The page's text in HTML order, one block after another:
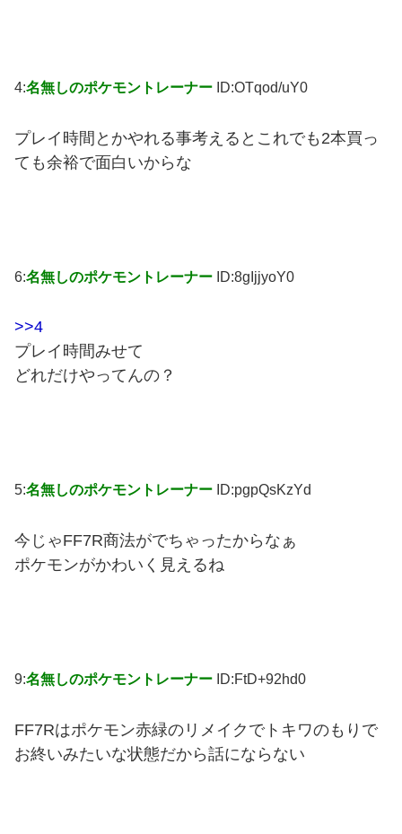
4:名無しのポケモントレーナー ID:OTqod/uY0
プレイ時間とかやれる事考えるとこれでも2本買っ
ても余裕で面白いからな
6:名無しのポケモントレーナー ID:8gIjjyoY0
>>4
プレイ時間みせて
どれだけやってんの？
5:名無しのポケモントレーナー ID:pgpQsKzYd
今じゃFF7R商法がでちゃったからなぁ
ポケモンがかわいく見えるね
9:名無しのポケモントレーナー ID:FtD+92hd0
FF7Rはポケモン赤緑のリメイクでトキワのもりで
お終いみたいな状態だから話にならない